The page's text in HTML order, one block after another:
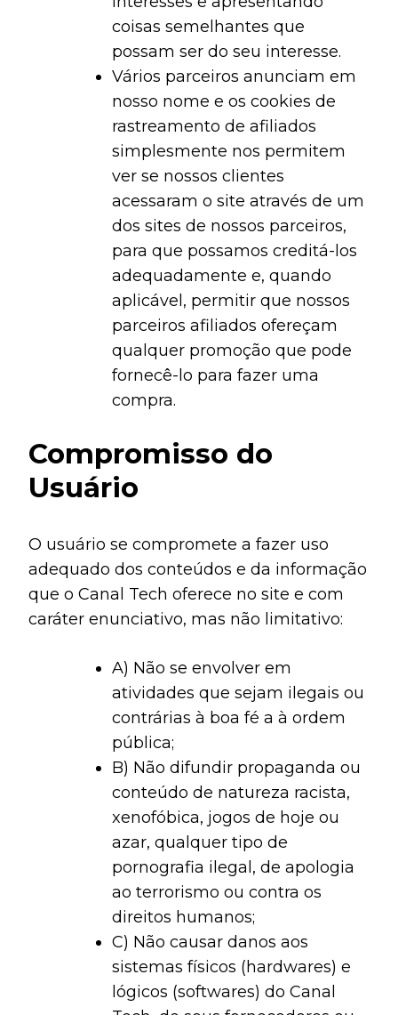
coisas semelhantes que
possam ser do seu interesse.
Vários parceiros anunciam em
nosso nome e os cookies de
rastreamento de afiliados
simplesmente nos permitem
ver se nossos clientes
acessaram o site através de um
dos sites de nossos parceiros,
para que possamos creditá-los
adequadamente e, quando
aplicável, permitir que nossos
parceiros afiliados ofereçam
qualquer promoção que pode
fornecê-lo para fazer uma
compra.
Compromisso do
Usuário
O usuário se compromete a fazer uso
adequado dos conteúdos e da informação
que o Canal Tech oferece no site e com
caráter enunciativo, mas não limitativo:
A) Não se envolver em
atividades que sejam ilegais ou
contrárias à boa fé a à ordem
pública;
B) Não difundir propaganda ou
conteúdo de natureza racista,
xenofóbica, jogos de hoje ou
azar, qualquer tipo de
pornografia ilegal, de apologia
ao terrorismo ou contra os
direitos humanos;
C) Não causar danos aos
sistemas físicos (hardwares) e
lógicos (softwares) do Canal